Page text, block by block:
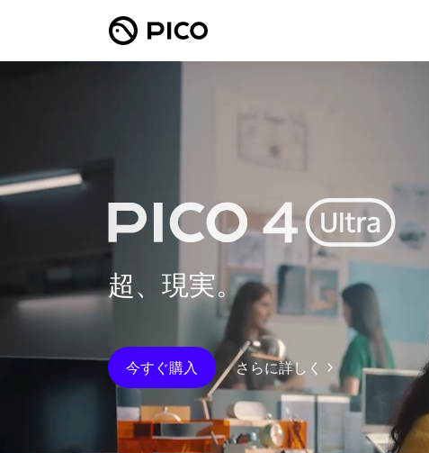
超、現実。
今すぐ購入 さらに詳しく